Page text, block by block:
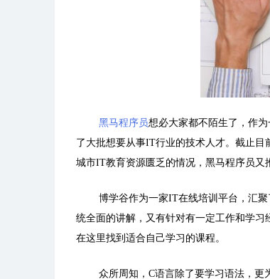
黑马程序员想必大家都不陌生了，作
了大批想要从事IT行业的技术人才。截止目
城市IT教育资源匮乏的情况，黑马程序员
博学谷作为一家IT在线培训平台，汇
统全面的讲解，又有针对有一定工作和学
在这里找到适合自己学习的课程。
众所周知， C语言除了要学习语法，更